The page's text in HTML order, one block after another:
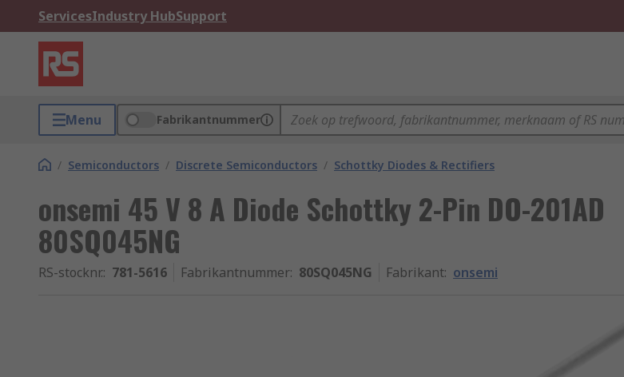
ServicesIndustry HubSupport
Menu Fabrikantnummer
/ Semiconductors / Discrete Semiconductors / Schottky Diodes & Rectifiers
onsemi 45 V 8 A Diode Schottky 2-Pin DO-201AD
80SQ045NG
RS-stocknr.: 781-5616 Fabrikantnummer: 80SQ045NG Fabrikant: onsemi